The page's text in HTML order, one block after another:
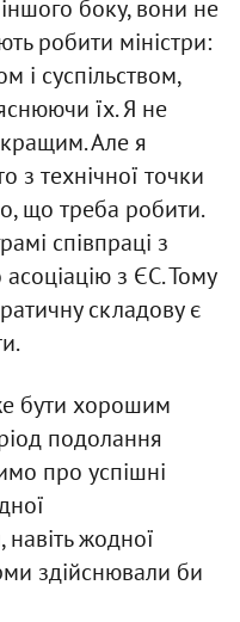
боку, вони не
робити міністри:
і суспільством,
їх. Я не
Але я
з технічної точки
що треба робити.
співпраці з
з ЄС. Тому
складову є
бути хорошим
подолання
про успішні
навіть жодної
здійснювали би